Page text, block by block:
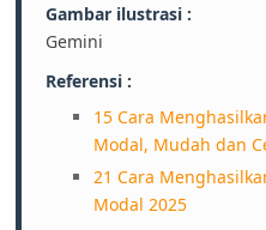
Gambar ilustrasi :
Gemini
Referensi :
15 Cara
Modal, Mudah dan
21 Cara
Modal 2025